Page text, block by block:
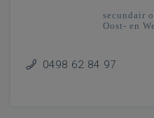
secundair
Oost- en
0498 62 84 97